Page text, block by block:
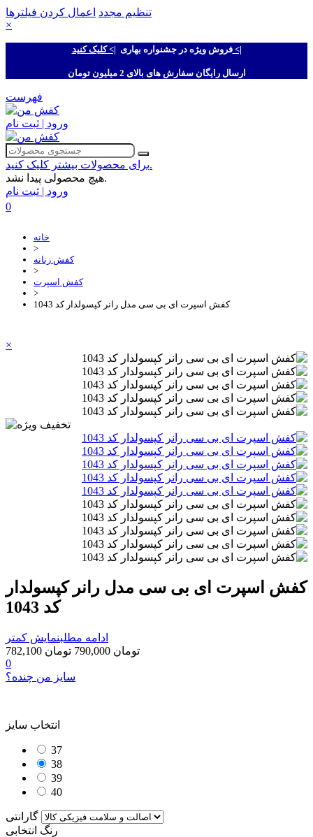
تنظیم مجدد
اعمال کردن فیلترها
×
فروش ویژه در جشنواره بهاری|> کلیک کنید <|
ارسال رایگان سفارش های بالای 2 میلیون تومان
فهرست
ورود | ثبت نام
برای محصولات بیشتر کلیک کنید.
هیچ محصولی پیدا نشد.
ورود | ثبت نام
0
خانه
>
کفش زنانه
>
کفش اسپرت
>
کفش اسپرت ای بی سی مدل رانر کپسولدار کد 1043
×
کفش اسپرت ای بی سی مدل رانر کپسولدار
کد 1043
ادامه مطلبنمایش کمتر
782,100 تومان 790,000 تومان
0
سایز من چنده؟
انتخاب سایز
37
38
39
40
گارانتی
رنگ انتخابی